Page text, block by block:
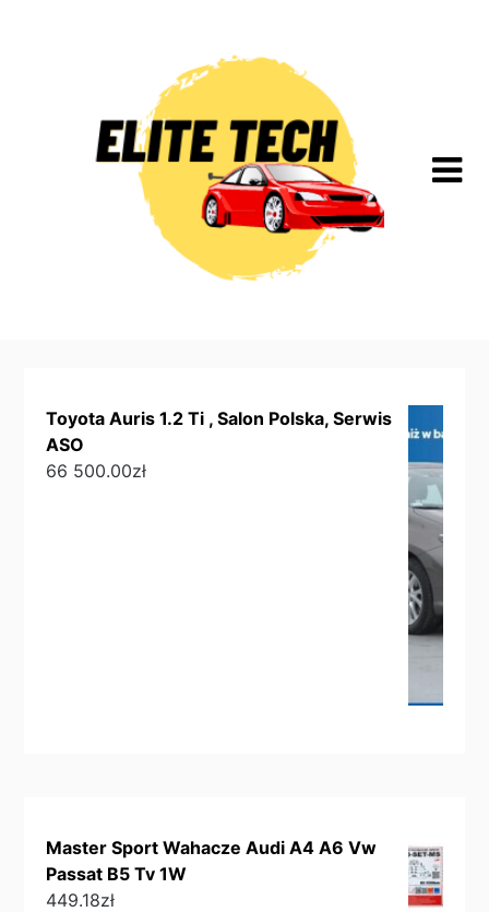
Toyota Auris 1.2 Ti , Salon Polska, Serwis
ASO
66 500.00zł
Master Sport Wahacze Audi A4 A6 Vw
Passat B5 Tv 1W
449.18zł